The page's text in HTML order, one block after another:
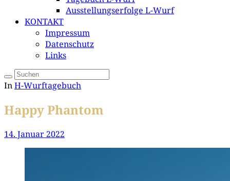
Ausstellungserfolge L-Wurf
KONTAKT
Impressum
Datenschutz
Links
InH-Wurftagebuch
Happy Phantom
14. Januar 2022